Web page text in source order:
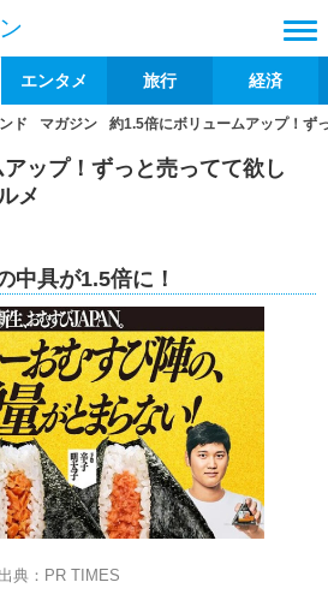
エンタメ 旅行 経済
ド マガジン 約1.5倍にボリュームアップ！ず
ップ！ずっと売ってて欲し
メ
中具が1.5倍に！
出典：PR TIMES